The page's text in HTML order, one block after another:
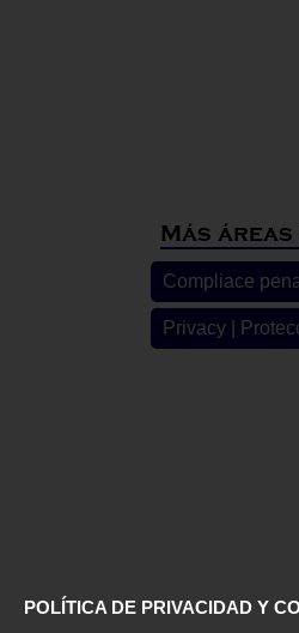
Más
Compliace
Privacy |
POLÍTICA DE PRIVACIDAD Y